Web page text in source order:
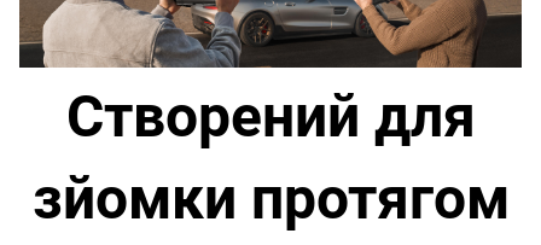
Створений для
зйомки протягом